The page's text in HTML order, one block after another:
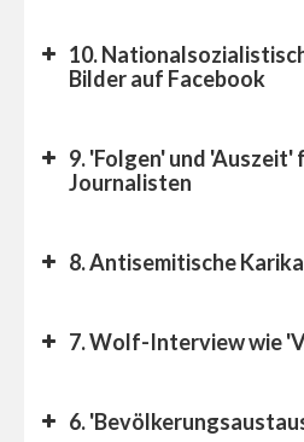
10.
Bilder auf Facebook
9. 'Folgen' und
Journalisten
8. Antisemitische
7. Wolf-Interview wie
6.